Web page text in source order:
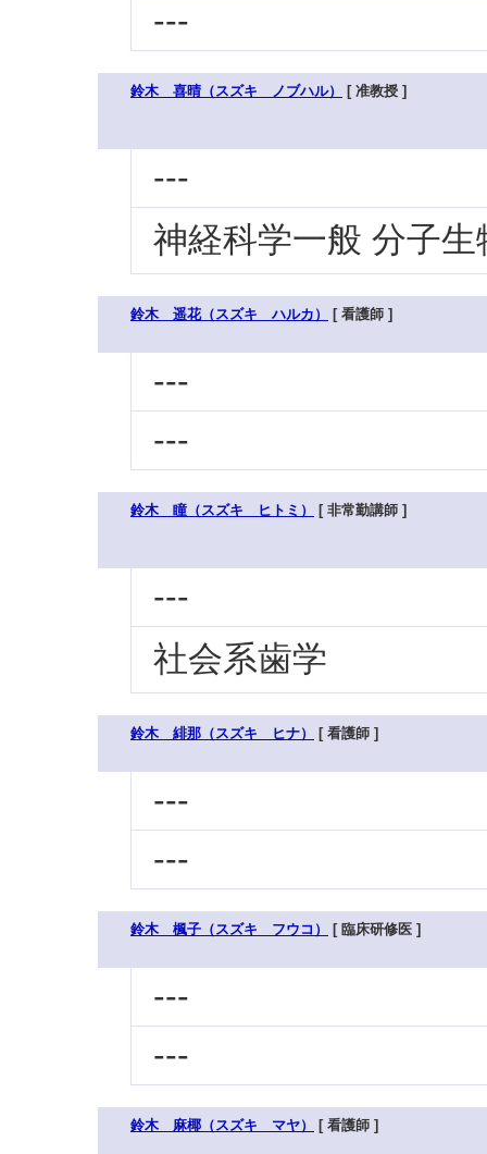
---
鈴木 喜晴（スズキ ノブハル） [ 准教授 ]
---
神経科学一般 分子
鈴木 遥花（スズキ ハルカ） [ 看護師 ]
---
---
鈴木 瞳（スズキ ヒトミ） [ 非常勤講師 ]
---
社会系歯学
鈴木 緋那（スズキ ヒナ） [ 看護師 ]
---
---
鈴木 楓子（スズキ フウコ） [ 臨床研修医 ]
---
---
鈴木 麻椰（スズキ マヤ） [ 看護師 ]